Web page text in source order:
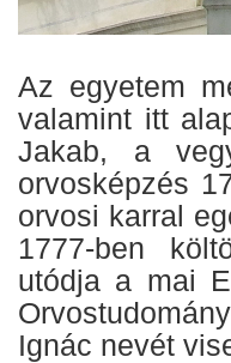
Az egyetem
valamint itt
Jakab, a
orvosképzés
orvosi karral
1777-ben
utódja a mai
Ignác nevét